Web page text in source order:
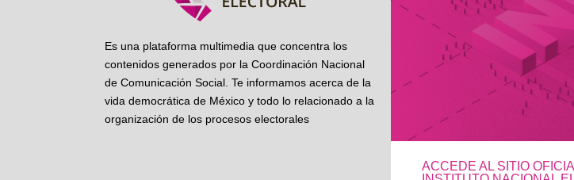
Es una plataforma multimedia que concentra los
contenidos generados por la Coordinación Nacional
de Comunicación Social. Te informamos acerca de la
vida democrática de México y todo lo relacionado a la
organización de los procesos electorales
ACCEDE AL SITIO